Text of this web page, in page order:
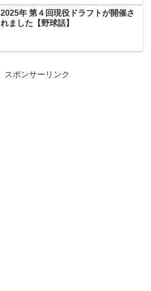
2025年 第４回現役ドラフトが開催さ
れました【野球話】
スポンサーリンク